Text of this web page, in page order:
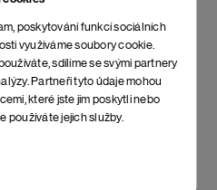
poskytování funkcí sociálních
využíváme soubory cookie.
sdílíme se svými partnery
Partneři tyto údaje mohou
které jste jim poskytli nebo
používáte jejich služby.